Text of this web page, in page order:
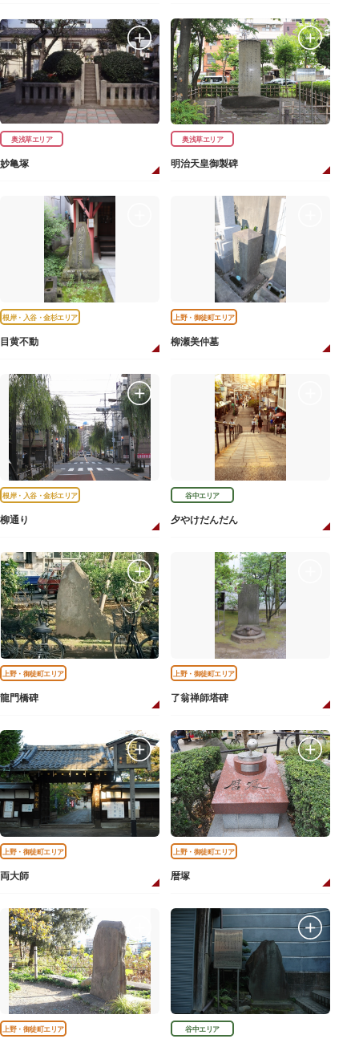
奥浅草エリア
妙亀塚
奥浅草エリア
明治天皇御製碑
根岸・入谷・金杉エリア
目黄不動
上野・御徒町エリア
柳瀬美仲墓
根岸・入谷・金杉エリア
柳通り
谷中エリア
夕やけだんだん
上野・御徒町エリア
龍門橋碑
上野・御徒町エリア
了翁禅師塔碑
上野・御徒町エリア
両大師
上野・御徒町エリア
暦塚
上野・御徒町エリア 谷中エリア